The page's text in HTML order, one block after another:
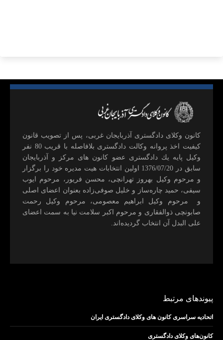
كانون وكلای دادگستری آذربايجان غربی، پس از تصويب قانون
كيفيت اخذ پروانه وكالت دادگستری بلافاصله با قريب 80 نفر
وكيل پايه يك دادگستری عضو كانون های مركز و آذربايجان
سابق در 1376/07/20 اولين انتخابات هيت مديره خود را برگزار
و مرحوم وکیل بهروز تهرانچی، محسن فريور، مرحوم ايوب
سيفی، حميد چاره‌ساز و خليل صوفی‌زاده بعنوان اعضای اصلی
و مرحوم وکیل ابراهيم معصومی، مرحوم وکیل رحمت
صابونچی ذوالفقاری و مرحوم اكبر سلامت نيا به سمت اعضای
علی البدل آن انتخاب گرديده‌اند.
پیوندهای مرتبط
اتحادیه سراسری کانون های وکلای دادگستری ایران
کانون‌های وکلای دادگستری